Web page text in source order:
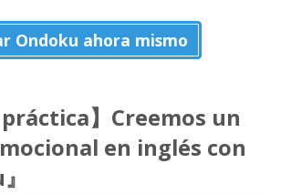
Ondoku ahora mismo
práctica】Creemos un
en inglés con